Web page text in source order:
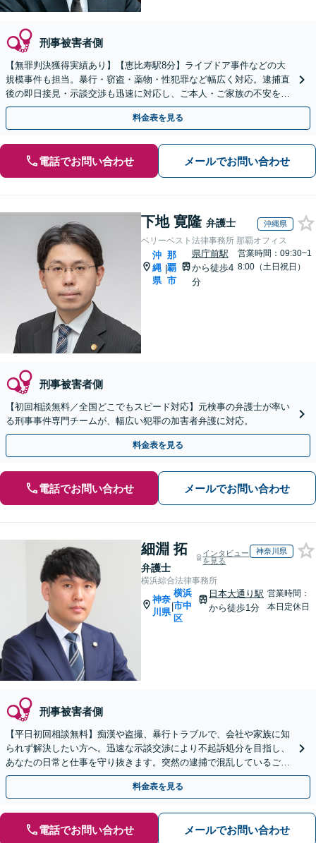
刑事被害者側
【無罪判決獲得実績あり】【恵比寿駅8分】ライブドア事件などの大
規模事件も担当。暴行・窃盗・薬物・性犯罪など幅広く対応。逮捕直
後の即日接見・示談交渉も迅速に対応し、ご本人・ご家族の不安を最
小限に抑えます。【初回相談可能】【WEB面談可能】
料金表を見る
電話でお問い合わせ メールでお問い合わせ
下地 寛隆 弁護士 沖縄県
ベリーベスト法律事務所 那覇オフィス
沖
縄
県
|
那
覇
市
県庁前駅
から徒歩4
分
営業時間：09:30~1
8:00（土日祝日）
刑事被害者側
【初回相談無料／全国どこでもスピード対応】元検事の弁護士が率い
る刑事事件専門チームが、幅広い犯罪の加害者弁護に対応。
料金表を見る
電話でお問い合わせ メールでお問い合わせ
細淵 拓
弁護士
インタビュー
を見る
神奈川県
横浜綜合法律事務所
神奈
川県
|
横浜
市中
区
日本大通り駅
から徒歩1分
営業時間：
本日定休日
刑事被害者側
【平日初回相談無料】痴漢や盗撮、暴行トラブルで、会社や家族に知
られず解決したい方へ。迅速な示談交渉により不起訴処分を目指し、
あなたの日常と仕事を守り抜きます。突然の逮捕で混乱しているご家
族からのご相談も対応可能です。
料金表を見る
電話でお問い合わせ メールでお問い合わせ